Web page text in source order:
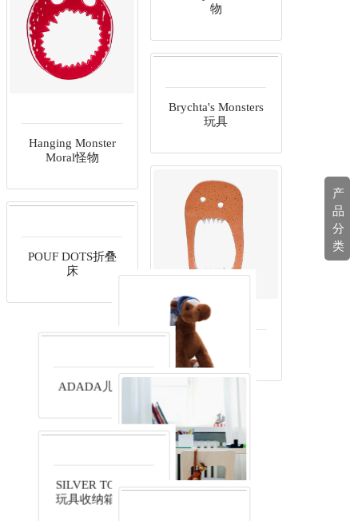
产
品
分
类
物
Hanging Monster
Moral怪物
Brychta's Monsters
玩具
BHSD怪物
POUF DOTS折叠
床
TOTO小马玩偶